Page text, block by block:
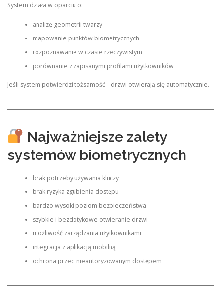
System działa w oparciu o:
analizę geometrii twarzy
mapowanie punktów biometrycznych
rozpoznawanie w czasie rzeczywistym
porównanie z zapisanymi profilami użytkowników
Jeśli system potwierdzi tożsamość – drzwi otwierają się automatycznie.
Najważniejsze zalety
systemów biometrycznych
brak potrzeby używania kluczy
brak ryzyka zgubienia dostępu
bardzo wysoki poziom bezpieczeństwa
szybkie i bezdotykowe otwieranie drzwi
możliwość zarządzania użytkownikami
integracja z aplikacją mobilną
ochrona przed nieautoryzowanym dostępem